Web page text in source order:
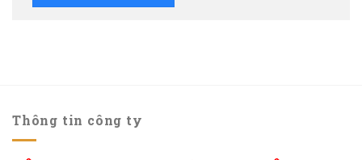
Thông tin công ty